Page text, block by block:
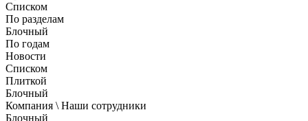
Списком
По разделам
Блочный
По годам
Новости
Списком
Плиткой
Блочный
Компания \ Наши сотрудники
Блочный